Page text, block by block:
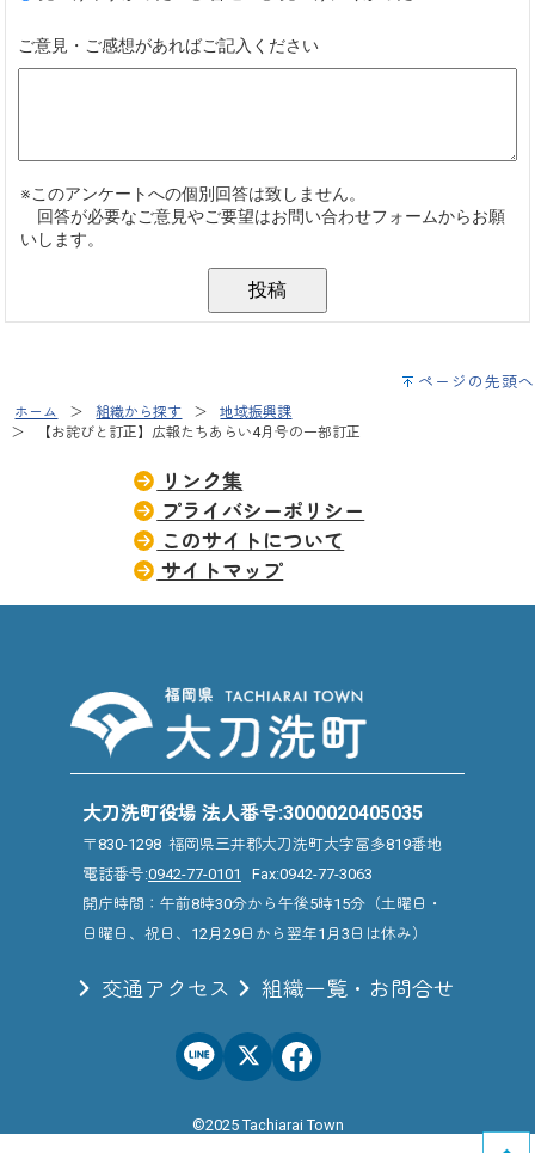
ページの先頭へ
ホーム 組織から探す
地域振興課
【お詫びと訂正】広報たちあらい4月号の一部訂正
リンク集
プライバシーポリシー
このサイトについて
サイトマップ
大刀洗町役場 法人番号:3000020405035
〒830-1298 福岡県三井郡大刀洗町大字冨多819番地
電話番号:0942-77-0101
Fax:0942-77-3063
開庁時間：午前8時30分から午後5時15分（土曜日・
日曜日、祝日、12月29日から翌年1月3日は休み）
交通アクセス 組織一覧・お問合せ
©2025 Tachiarai Town